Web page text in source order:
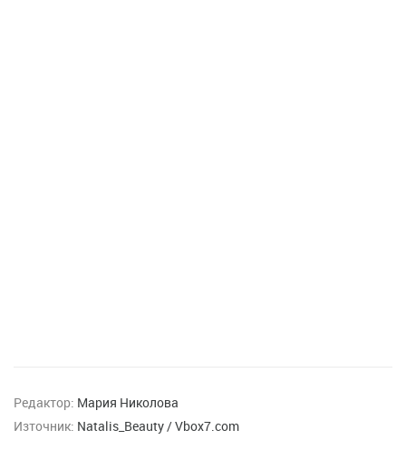
Редактор: Мария Николова
Източник: Natalis_Beauty / Vbox7.com